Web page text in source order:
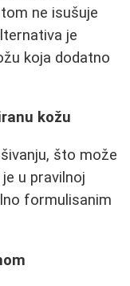
ne isušuje
je
koja dodatno
kožu
što može
u pravilnoj
formulisanim